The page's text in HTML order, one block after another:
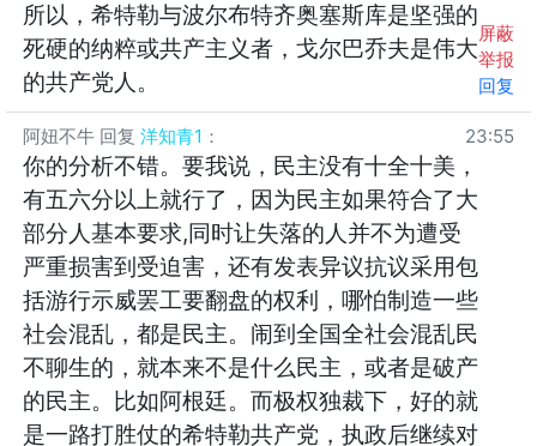
所以，希特勒与波尔布特齐奥塞斯库是坚强的
死硬的纳粹或共产主义者，戈尔巴乔夫是伟大
的共产党人。
屏蔽
举报
回复
阿妞不牛 回复 洋知青1 ： 23:55
你的分析不错。要我说，民主没有十全十美，
有五六分以上就行了，因为民主如果符合了大
部分人基本要求,同时让失落的人并不为遭受
严重损害到受迫害，还有发表异议抗议采用包
括游行示威罢工要翻盘的权利，哪怕制造一些
社会混乱，都是民主。闹到全国全社会混乱民
不聊生的，就本来不是什么民主，或者是破产
的民主。比如阿根廷。而极权独裁下，好的就
是一路打胜仗的希特勒共产党，执政后继续对